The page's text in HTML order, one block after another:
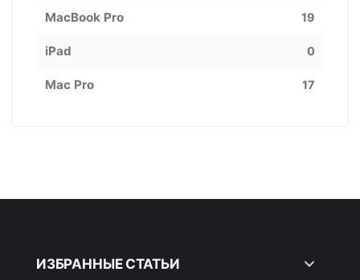
MacBook Pro 19
iPad 0
Mac Pro 17
ИЗБРАННЫЕ СТАТЬИ